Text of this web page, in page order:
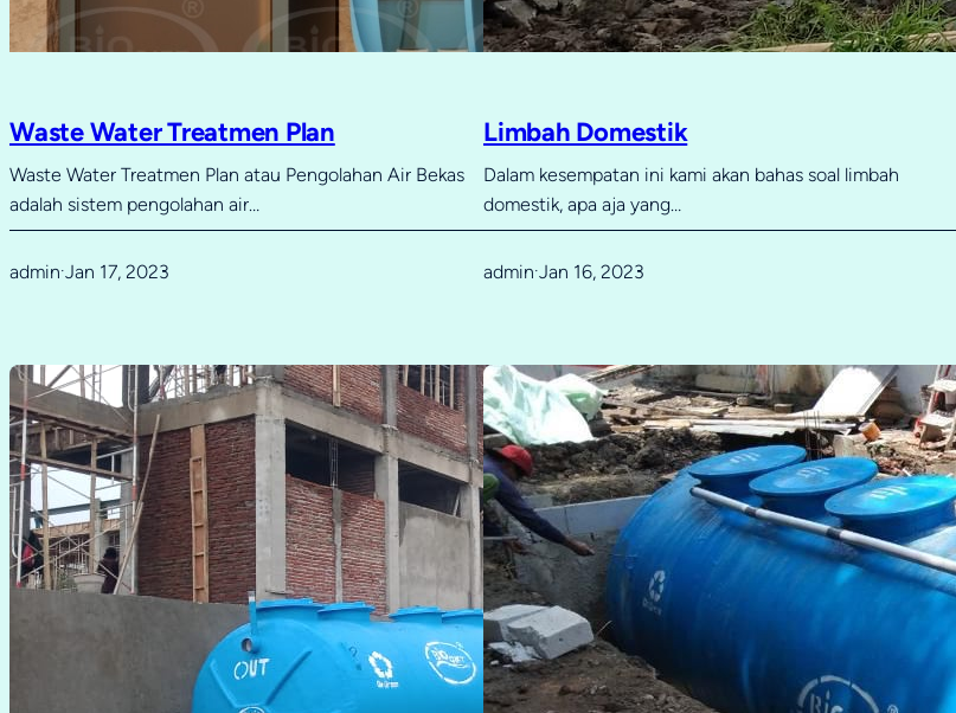
Waste Water Treatmen Plan
Waste Water Treatmen Plan atau Pengolahan Air Bekas
adalah sistem pengolahan air…
admin·Jan 17, 2023
Limbah Domestik
Dalam kesempatan ini kami akan bahas soal limbah
domestik, apa aja yang…
admin·Jan 16, 2023